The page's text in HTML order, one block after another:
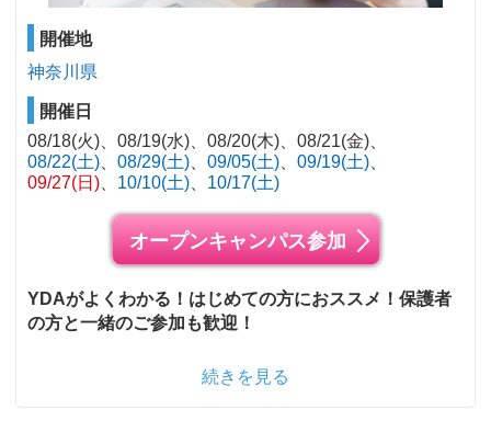
開催地
神奈川県
開催日
08/18(火)
08/19(水) 08/20(木)
08/21(金)
08/22(土)
08/29(土) 09/05(土)
09/19(土)
09/27(日)
10/10(土) 10/17(土)
オープンキャンパス参加
YDAがよくわかる！はじめての方におススメ！保護者
の方と一緒のご参加も歓迎！
続きを見る